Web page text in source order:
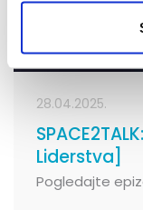
28.04.2025.
Liderstva]
Pogledajte